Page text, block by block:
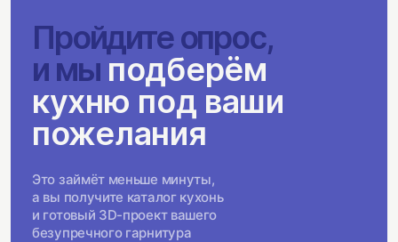
Пройдите опрос,
и мыподберём
кухню под ваши
пожелания
Это займёт меньше минуты,
а вы получите каталог кухонь
и готовый 3D-проект вашего
безупречного гарнитура